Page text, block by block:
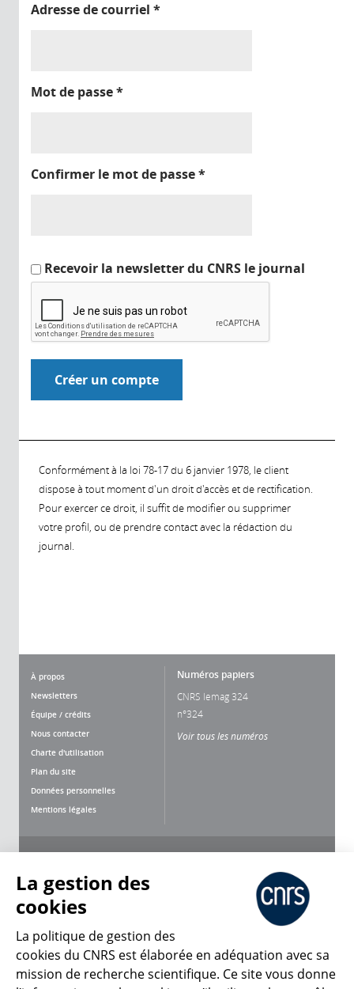
Adresse de courriel *
Mot de passe*
Confirmer le mot de passe*
Recevoir la newsletter du CNRS le journal
Conformément à la loi 78-17 du 6 janvier 1978, le client
dispose à tout moment d'un droit d'accès et de rectification.
Pour exercer ce droit, il suffit de modifier ou supprimer
votre profil, ou de prendre contact avec la rédaction du
journal.
À propos
Newsletters
Équipe / crédits
Nous contacter
Charte d'utilisation
Plan du site
Données personnelles
Mentions légales
Numéros papiers
CNRS lemag 324
n°324
Voir tous les numéros
CNRS Le Mag
La gestion des
cookies
La politique de gestion des
cookies du CNRS est élaborée en adéquation avec sa
mission de recherche scientifique. Ce site vous donne